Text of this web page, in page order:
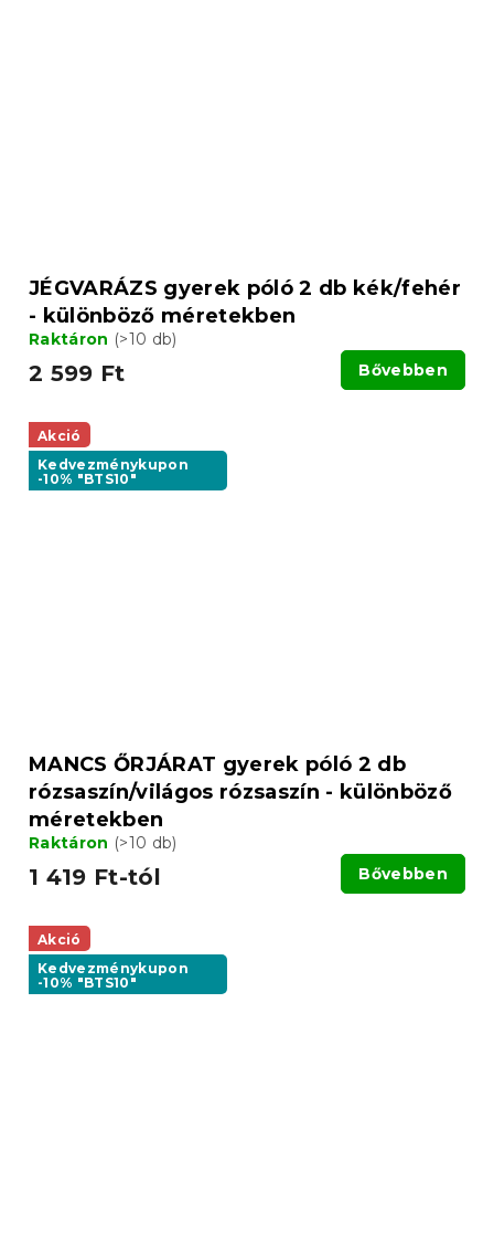
JÉGVARÁZS gyerek póló 2 db kék/fehér
- különböző méretekben
Raktáron (>10 db)
2 599 Ft Bővebben
Akció
Kedvezménykupon
-10% "BTS10"
MANCS ŐRJÁRAT gyerek póló 2 db
rózsaszín/világos rózsaszín - különböző
méretekben
Raktáron (>10 db)
1 419 Ft-tól Bővebben
Akció
Kedvezménykupon
-10% "BTS10"